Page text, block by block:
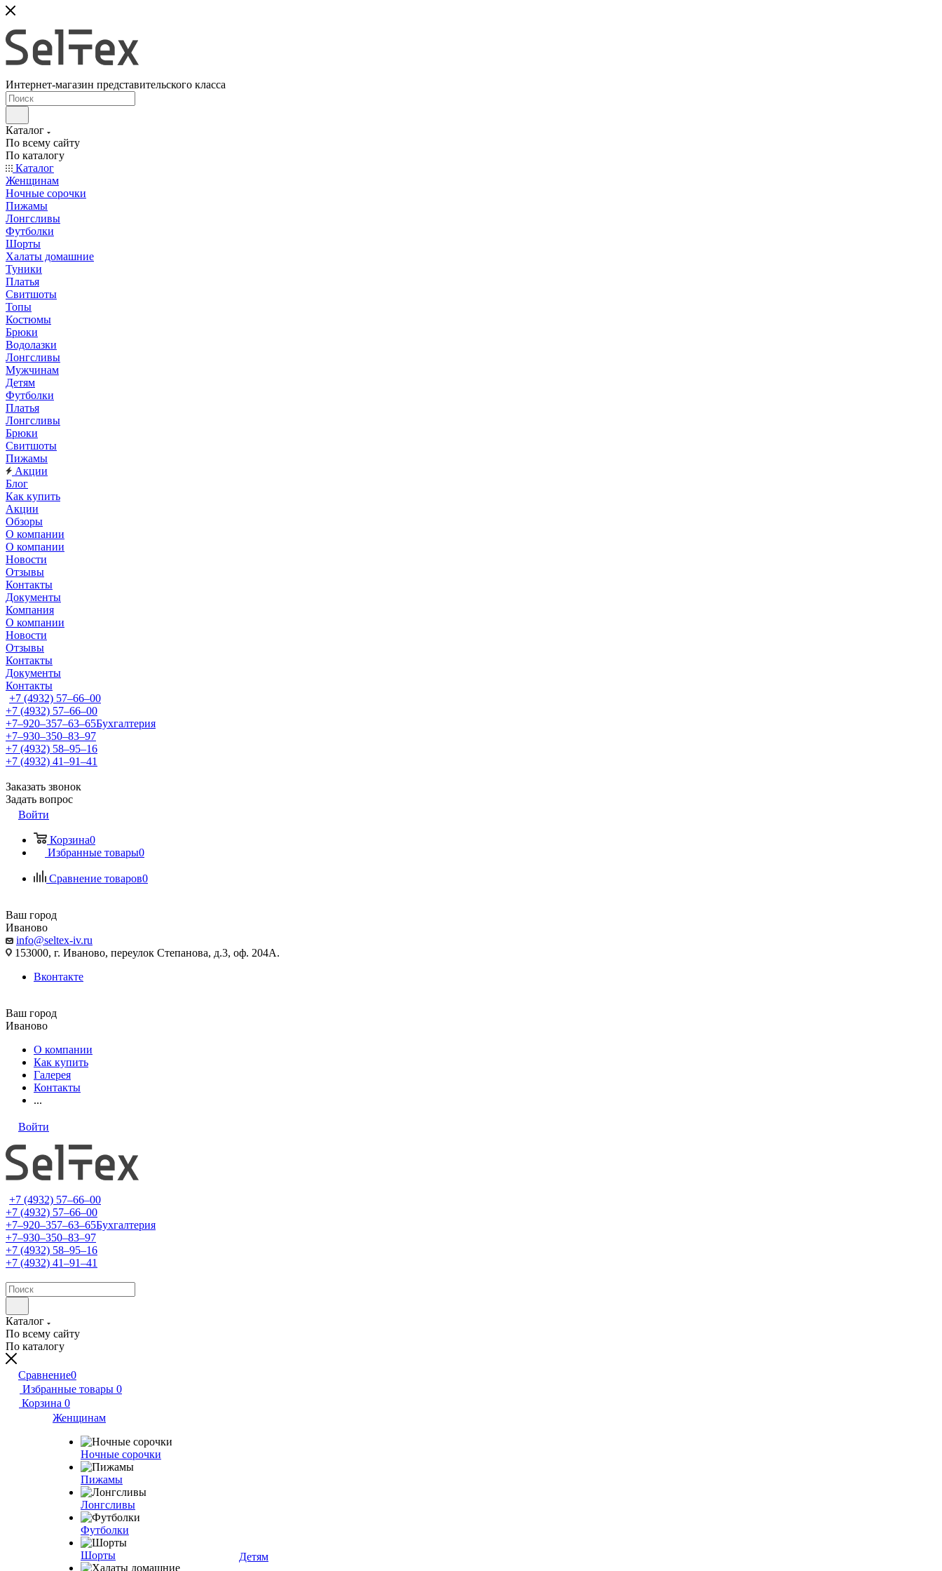
Интернет-магазин представительского класса
Каталог
По всему сайту
По каталогу
Каталог
Женщинам
Ночные сорочки
Пижамы
Лонгсливы
Футболки
Шорты
Халаты домашние
Туники
Платья
Свитшоты
Топы
Костюмы
Брюки
Водолазки
Лонгсливы
Мужчинам
Детям
Футболки
Платья
Лонгсливы
Брюки
Свитшоты
Пижамы
Акции
Блог
Как купить
Акции
Обзоры
О компании
О компании
Новости
Отзывы
Контакты
Документы
Компания
О компании
Новости
Отзывы
Контакты
Документы
Контакты
+7 (4932) 57‒66‒00
+7 (4932) 57‒66‒00
+7‒920‒357‒63‒65Бухгалтерия
+7‒930‒350‒83‒97
+7 (4932) 58‒95‒16
+7 (4932) 41‒91‒41
Заказать звонок
Задать вопрос
Войти
Корзина0
Избранные товары0
Сравнение товаров0
Ваш город
Иваново
info@seltex-iv.ru
153000, г. Иваново, переулок Степанова, д.3, оф. 204А.
Вконтакте
Ваш город
Иваново
О компании
Как купить
Галерея
Контакты
...
Войти
+7 (4932) 57‒66‒00
+7 (4932) 57‒66‒00
+7‒920‒357‒63‒65Бухгалтерия
+7‒930‒350‒83‒97
+7 (4932) 58‒95‒16
+7 (4932) 41‒91‒41
Каталог
По всему сайту
По каталогу
Сравнение0
Избранные товары 0
Корзина 0
Женщинам
Ночные сорочки
Пижамы
Лонгсливы
Футболки
Шорты
Детям